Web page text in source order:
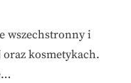
wszechstronny i
kosmetykach.